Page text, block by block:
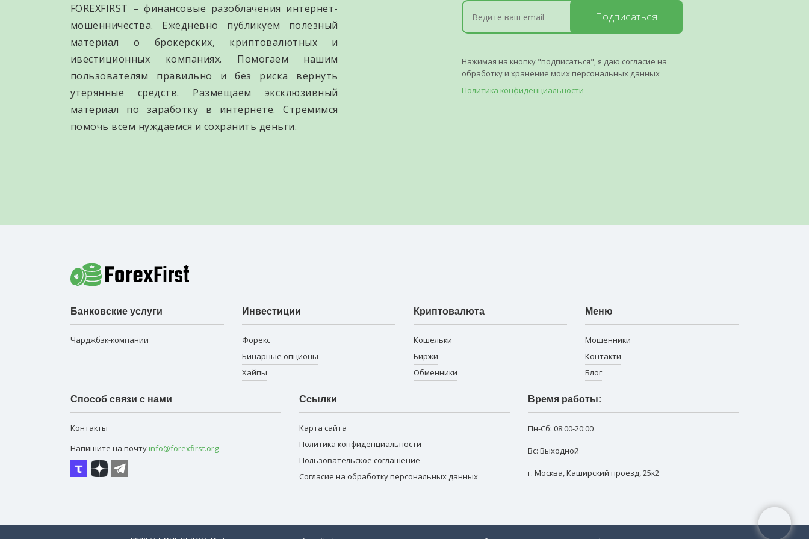
FOREXFIRST – финансовые разоблачения интернет-
мошенничества. Ежедневно публикуем полезный
материал о брокерских, криптовалютных и
ивестиционных компаниях. Помогаем нашим
пользователям правильно и без риска вернуть
утерянные средств. Размещаем эксклюзивный
материал по заработку в интернете. Стремимся
помочь всем нуждаемся и сохранить деньги.
Подписаться
Нажимая на кнопку "подписаться", я даю согласие на
обработку и хранение моих персональных данных
Политика конфиденциальности
Банковские услуги
Чарджбэк-компании
Инвестиции
Форекс
Бинарные опционы
Хайпы
Криптовалюта
Кошельки
Биржи
Обменники
Меню
Мошенники
Контакти
Блог
Способ связи с нами
Контакты
Напишите на почту info@forexfirst.org
Ссылки
Карта сайта
Политика конфиденциальности
Пользовательское соглашение
Согласие на обработку персональных данных
Время работы:
Пн-Сб: 08:00-20:00
Вс: Выходной
г. Москва,Каширский проезд, 25к2